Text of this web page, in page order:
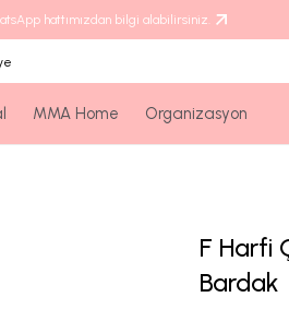
hattımızdan bilgi alabilirsiniz.
MMA Home Organizasyon
F Harfi
Bardak